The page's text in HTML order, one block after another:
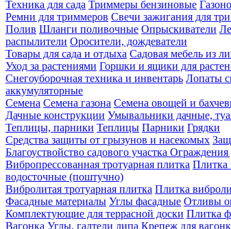
Техника для сада Триммеры бензиновые
Ремни для триммеров Свечи зажигания для
Полив Шланги поливочные Опрыскиватели
распылители Оросители, дождеватели
Товары для сада и отдыха Садовая мебель из
Уход за растениями Горшки и ящики для
Снегоуборочная техника и инвентарь Лопаты
аккумуляторные
Семена Семена газона Семена овощей и
Дачные конструкции Умывальники дачные,
Теплицы, парники Теплицы Парники Грядки
Средства защиты от грызунов и насекомых
Благоуствойство садового участка Ограждения
Вибропрессованная тротуарная плитка Плитка
водосточные (поштучно)
Вибролитая тротуарная плитка Плитка
Фасадные материалы Углы фасадные Отливы
Комплектующие для террасной доски Плитка
Вагонка Углы, галтели липа Крепеж для